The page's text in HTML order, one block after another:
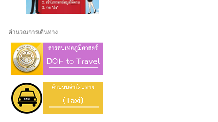
คำนวณการเดินทาง